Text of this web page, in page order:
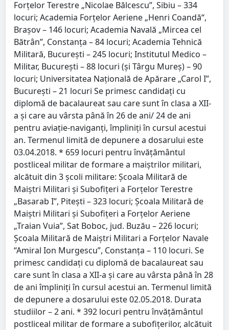
Forţelor Terestre „Nicolae Bălcescu”, Sibiu – 334
locuri; Academia Forţelor Aeriene „Henri Coandă“,
Braşov – 146 locuri; Academia Navală „Mircea cel
Bătrân”, Constanţa – 84 locuri; Academia Tehnică
Militară, Bucureşti – 245 locuri; Institutul Medico –
Militar, Bucureşti – 88 locuri (şi Târgu Mureş) – 90
locuri; Universitatea Naţională de Apărare „Carol I”,
Bucureşti – 21 locuri Se primesc candidaţi cu
diplomă de bacalaureat sau care sunt în clasa a XII-
a şi care au vârsta până în 26 de ani/ 24 de ani
pentru aviaţie-naviganţi, împliniţi în cursul acestui
an. Termenul limită de depunere a dosarului este
03.04.2018. * 659 locuri pentru învăţământul
postliceal militar de formare a maiştrilor militari,
alcătuit din 3 şcoli militare: Şcoala Militară de
Maiştri Militari şi Subofiţeri a Forţelor Terestre
„Basarab I”, Piteşti – 323 locuri; Şcoala Militară de
Maiştri Militari şi Subofiţeri a Forţelor Aeriene
„Traian Vuia”, Sat Boboc, jud. Buzău – 226 locuri;
Şcoala Militară de Maiştri Militari a Forţelor Navale
“Amiral Ion Murgescu”, Constanţa – 110 locuri. Se
primesc candidaţi cu diplomă de bacalaureat sau
care sunt în clasa a XII-a şi care au vârsta până în 28
de ani împliniţi în cursul acestui an. Termenul limită
de depunere a dosarului este 02.05.2018. Durata
studiilor – 2 ani. * 392 locuri pentru învăţământul
postliceal militar de formare a subofiţerilor, alcătuit